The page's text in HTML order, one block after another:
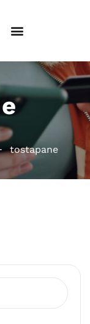
tostapane